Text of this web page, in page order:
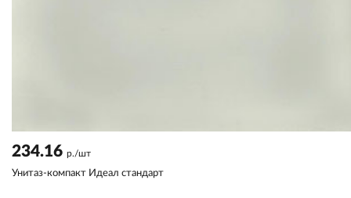
234.16 р./шт
Унитаз-компакт Идеал стандарт